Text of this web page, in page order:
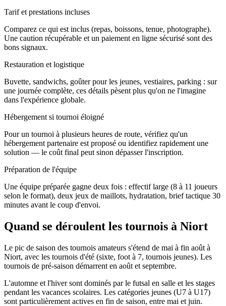
Tarif et prestations incluses
Comparez ce qui est inclus (repas, boissons, tenue, photographe).
Une caution récupérable et un paiement en ligne sécurisé sont des
bons signaux.
Restauration et logistique
Buvette, sandwichs, goûter pour les jeunes, vestiaires, parking : sur
une journée complète, ces détails pèsent plus qu'on ne l'imagine
dans l'expérience globale.
Hébergement si tournoi éloigné
Pour un tournoi à plusieurs heures de route, vérifiez qu'un
hébergement partenaire est proposé ou identifiez rapidement une
solution — le coût final peut sinon dépasser l'inscription.
Préparation de l'équipe
Une équipe préparée gagne deux fois : effectif large (8 à 11 joueurs
selon le format), deux jeux de maillots, hydratation, brief tactique 30
minutes avant le coup d'envoi.
Quand se déroulent les tournois à Niort
Le pic de saison des tournois amateurs s'étend de mai à fin août à
Niort, avec les tournois d'été (sixte, foot à 7, tournois jeunes). Les
tournois de pré-saison démarrent en août et septembre.
L'automne et l'hiver sont dominés par le futsal en salle et les stages
pendant les vacances scolaires. Les catégories jeunes (U7 à U17)
sont particulièrement actives en fin de saison, entre mai et juin.